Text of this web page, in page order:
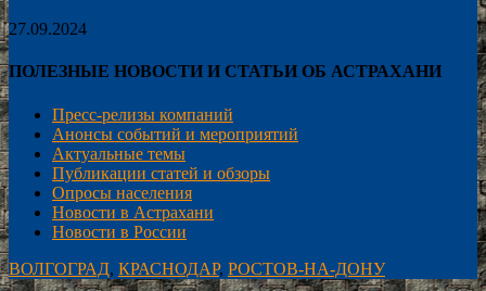
27.09.2024
ПОЛЕЗНЫЕ НОВОСТИ И СТАТЬИ ОБ АСТРАХАНИ
Пресс-релизы компаний
Анонсы событий и мероприятий
Актуальные темы
Публикации статей и обзоры
Опросы населения
Новости в Астрахани
Новости в России
ВОЛГОГРАД, КРАСНОДАР, РОСТОВ-НА-ДОНУ